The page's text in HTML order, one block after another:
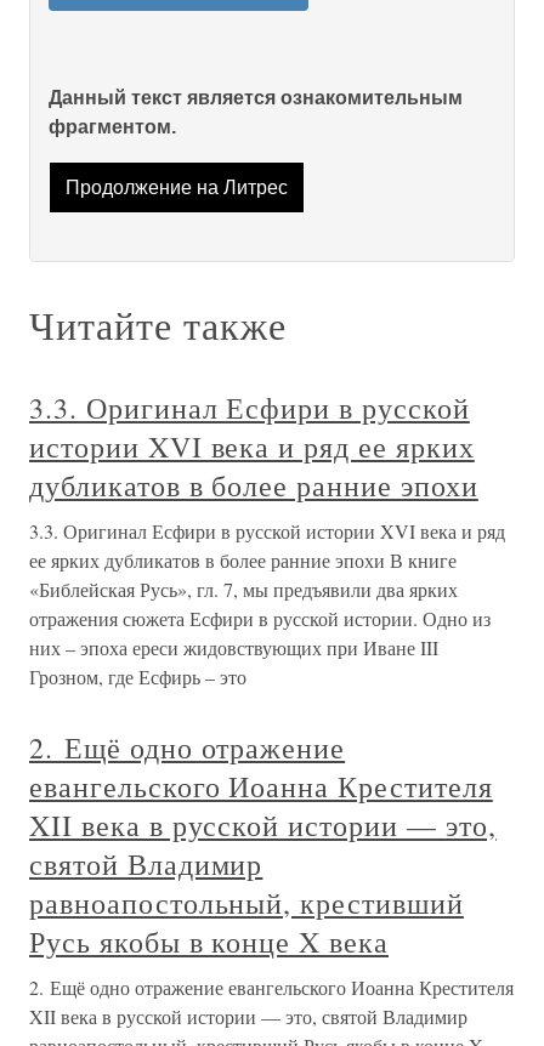
Данный текст является ознакомительным
фрагментом.
Продолжение на Литрес
Читайте также
3.3. Оригинал Есфири в русской
истории XVI века и ряд ее ярких
дубликатов в более ранние эпохи
3.3. Оригинал Есфири в русской истории XVI века и ряд
ее ярких дубликатов в более ранние эпохи В книге
«Библейская Русь», гл. 7, мы предъявили два ярких
отражения сюжета Есфири в русской истории. Одно из
них – эпоха ереси жидовствующих при Иване III
Грозном, где Есфирь – это
2. Ещё одно отражение
евангельского Иоанна Крестителя
XII века в русской истории — это,
святой Владимир
равноапостольный, крестивший
Русь якобы в конце X века
2. Ещё одно отражение евангельского Иоанна Крестителя
XII века в русской истории — это, святой Владимир